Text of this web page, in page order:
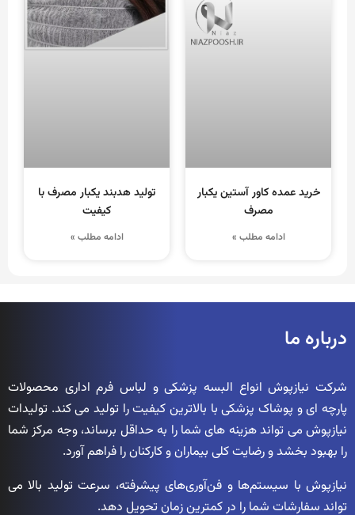
خرید عمده کاور آستین یکبار
مصرف
ادامه مطلب »
تولید هدبند یکبار مصرف با
کیفیت
ادامه مطلب »
درباره ما
شرکت نیازپوش انواع البسه پزشکی و لباس فرم اداری محصولات
پارچه ای و پوشاک پزشکی با بالاترین کیفیت را تولید می کند. تولیدات
نیازپوش می تواند هزینه های شما را به حداقل برساند، وجه مرکز شما
را بهبود بخشد و رضایت کلی بیماران و کارکنان را فراهم آورد.
نیازپوش با سیستم‌ها و فن‌آوری‌های پیشرفته، سرعت تولید بالا می
تواند سفارشات شما را در کمترین زمان تحویل دهد.